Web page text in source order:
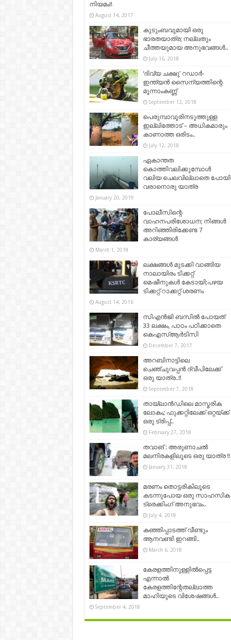
നിയമം!!
August 14, 2017
കുടുംബവുമായി ഒരു
ഭാരതയാത്ര; നല്ലതും
ചീത്തയുമായ അനുഭവങ്ങൾ..
July 16, 2018
‘ദിവ്യ ചക്ഷു’ റഡാര്‍-
ഇന്ത്യന്‍ സൈന്യത്തിന്റെ
മൂന്നാംകണ്ണ്
September 12, 2018
പെരുമ്പാവൂരിനടുത്തുള്ള
ഇല്ലിത്തോട് – അധികമാരും
കാണാത്ത ഒരിടം..
July 12, 2018
ഏകാന്തത
കൊത്തിവലിക്കുമ്പോൾ
വലിയ ചെലവില്ലാതെ പോയി
വരാനൊരു യാത്ര
January 20, 2019
പോലീസിന്റെ
വാഹനപരിശോധന; നിങ്ങൾ
അറിഞ്ഞിരിക്കേണ്ട 7
കാര്യങ്ങൾ
March 1, 2018
ലക്ഷങ്ങള്‍ മുടക്കി വാങ്ങിയ
നാലായിരം ടിക്കറ്റ്
മെഷീനുകള്‍ കേടായി;പഴയ
ടിക്കറ്റ് റാക്കറ്റ് ശരണം
August 14, 2016
സിഎന്‍ജി ബസിൽ പോയത്
33 ലക്ഷം, പാഠം പഠിക്കാതെ
കെഎസ്ആർടിസി
December 7, 2017
അറബിനാട്ടിലെ
ചെഞ്ചുവപ്പൻ ദ്വീപിലേക്ക്
ഒരു യാത്ര..!!
September 7, 2018
തായ്ലാന്‍ഡിലെ മാസ്മരിക
ലോകം; ഫുക്കറ്റിലേക്ക് ഒറ്റയ്ക്ക്
ഒരു ട്രിപ്പ്‌..
February 27, 2018
തവാങ് : അരുണാചൽ
മലനിരകളിലൂടെ ഒരു യാത്ര !!
January 31, 2018
മരണം തൊട്ടരികിലൂടെ
കടന്നുപോയ ഒരു സാഹസിക
ട്രെക്കിംഗ് അനുഭവം..
July 4, 2018
കഞ്ഞിപ്പാടത്ത് വീണ്ടും
ആനവണ്ടി ഇറങ്ങി..
March 6, 2018
കേരളത്തിനുള്ളിൽപ്പെട്ട
എന്നാൽ
കേരളത്തിന്റേതല്ലാത്ത
മാഹിയുടെ വിശേഷങ്ങൾ..
September 4, 2018